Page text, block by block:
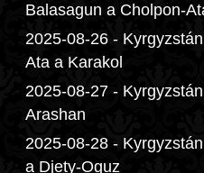
Balasagun a Cholpon-
2025-08-26 -
Ata a Karakol
2025-08-27 -
Arashan
2025-08-28 -
a Djety-Oguz